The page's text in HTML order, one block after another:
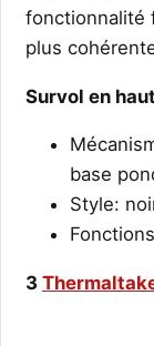
fonctionnalité
plus
Survol en
base
Style:
3